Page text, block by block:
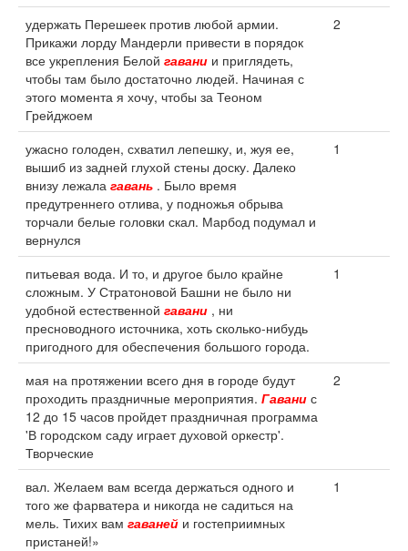
удержать Перешеек против любой армии.
Прикажи лорду Мандерли привести в порядок
все укрепления Белой гавани и приглядеть,
чтобы там было достаточно людей. Начиная с
этого момента я хочу, чтобы за Теоном
Грейджоем
2
ужасно голоден, схватил лепешку, и, жуя ее,
вышиб из задней глухой стены доску. Далеко
внизу лежала гавань . Было время
предутреннего отлива, у подножья обрыва
торчали белые головки скал. Марбод подумал и
вернулся
1
питьевая вода. И то, и другое было крайне
сложным. У Стратоновой Башни не было ни
удобной естественной гавани , ни
пресноводного источника, хоть сколько-нибудь
пригодного для обеспечения большого города.
1
мая на протяжении всего дня в городе будут
проходить праздничные мероприятия. Гавани с
12 до 15 часов пройдет праздничная программа
'В городском саду играет духовой оркестр'.
Творческие
2
вал. Желаем вам всегда держаться одного и
того же фарватера и никогда не садиться на
мель. Тихих вам гаваней и гостеприимных
пристаней!»
1